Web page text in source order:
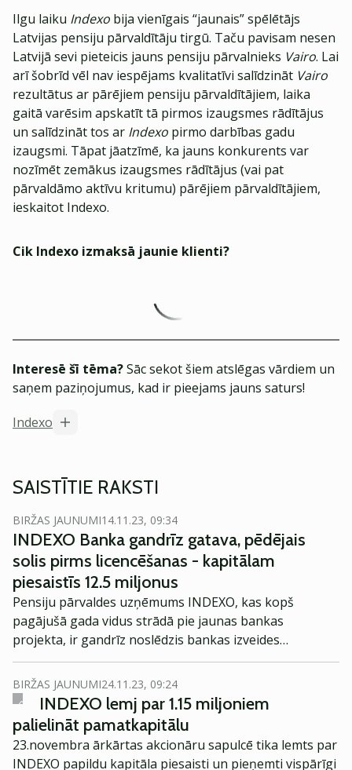
Ilgu laiku Indexo bija vienīgais “jaunais” spēlētājs
Latvijas pensiju pārvaldītāju tirgū. Taču pavisam nesen
Latvijā sevi pieteicis jauns pensiju pārvalnieks Vairo. Lai
arī šobrīd vēl nav iespējams kvalitatīvi salīdzināt Vairo
rezultātus ar pārējiem pensiju pārvaldītājiem, laika
gaitā varēsim apskatīt tā pirmos izaugsmes rādītājus
un salīdzināt tos ar Indexo pirmo darbības gadu
izaugsmi. Tāpat jāatzīmē, ka jauns konkurents var
nozīmēt zemākus izaugsmes rādītājus (vai pat
pārvaldāmo aktīvu kritumu) pārējiem pārvaldītājiem,
ieskaitot Indexo.
Cik Indexo izmaksā jaunie klienti?
Interesē šī tēma?Sāc sekot šiem atslēgas vārdiem un
saņem paziņojumus, kad ir pieejams jauns saturs!
Indexo
SAISTĪTIE RAKSTI
BIRŽAS JAUNUMI14.11.23, 09:34
INDEXO Banka gandrīz gatava, pēdējais
solis pirms licencēšanas - kapitālam
piesaistīs 12.5 miljonus
Pensiju pārvaldes uzņēmums INDEXO, kas kopš
pagājušā gada vidus strādā pie jaunas bankas
projekta, ir gandrīz noslēdzis bankas izveides
sagatavošanas darbu. Tas ietver IT infrastruktūras
izveidi, maksājumu funkcionalitātes ieviešanu,
atbilstības procedūru izveidi, privātpersonu
pakalpojumu izstrādi, mobilās lietotnes dizainu un
testēšanu, kā arī kreditēšanas politiku un kreditēšanas
pieteikumu apstrādes modeļa izveidi.
BIRŽAS JAUNUMI24.11.23, 09:24
INDEXO lemj par 1.15 miljoniem
palielināt pamatkapitālu
23.novembra ārkārtas akcionāru sapulcē tika lemts par
INDEXO papildu kapitāla piesaisti un pieņemti vispārīgi